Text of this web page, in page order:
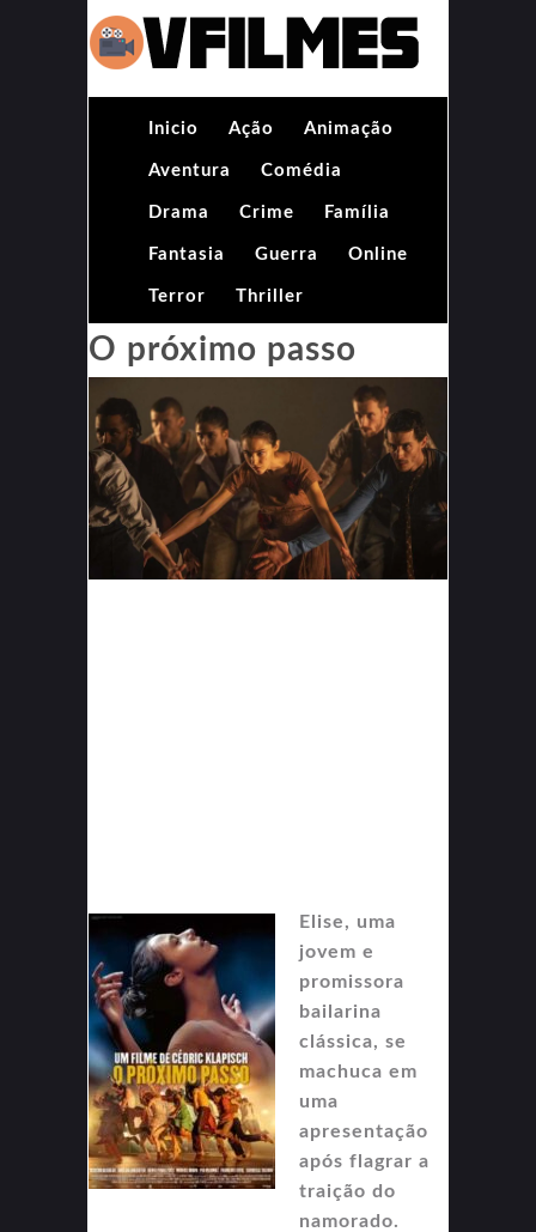
Inicio Ação Animação
Aventura Comédia
Drama Crime Família
Fantasia Guerra Online
Terror Thriller
O próximo passo
Elise, uma
jovem e
promissora
bailarina
clássica, se
machuca em
uma
apresentação
após flagrar a
traição do
namorado.